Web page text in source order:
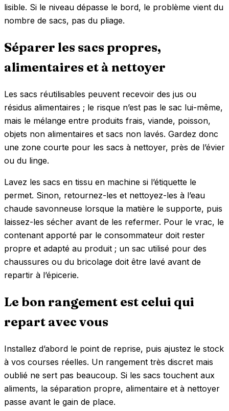
lisible. Si le niveau dépasse le bord, le problème vient du
nombre de sacs, pas du pliage.
Séparer les sacs propres,
alimentaires et à nettoyer
Les sacs réutilisables peuvent recevoir des jus ou
résidus alimentaires ; le risque n’est pas le sac lui-même,
mais le mélange entre produits frais, viande, poisson,
objets non alimentaires et sacs non lavés. Gardez donc
une zone courte pour les sacs à nettoyer, près de l’évier
ou du linge.
Lavez les sacs en tissu en machine si l’étiquette le
permet. Sinon, retournez-les et nettoyez-les à l’eau
chaude savonneuse lorsque la matière le supporte, puis
laissez-les sécher avant de les refermer. Pour le vrac, le
contenant apporté par le consommateur doit rester
propre et adapté au produit ; un sac utilisé pour des
chaussures ou du bricolage doit être lavé avant de
repartir à l’épicerie.
Le bon rangement est celui qui
repart avec vous
Installez d’abord le point de reprise, puis ajustez le stock
à vos courses réelles. Un rangement très discret mais
oublié ne sert pas beaucoup. Si les sacs touchent aux
aliments, la séparation propre, alimentaire et à nettoyer
passe avant le gain de place.